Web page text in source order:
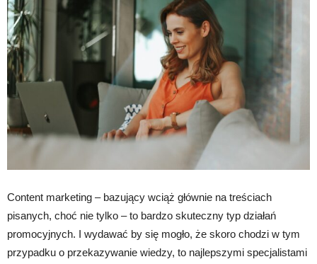
Content marketing – bazujący wciąż głównie na treściach
pisanych, choć nie tylko – to bardzo skuteczny typ działań
promocyjnych. I wydawać by się mogło, że skoro chodzi w tym
przypadku o przekazywanie wiedzy, to najlepszymi specjalistami